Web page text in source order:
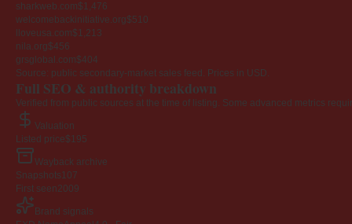
sharkweb.com$1,476
welcomebackinitiative.org$510
lloveusa.com$1,213
nila.org$456
grsglobal.com$404
Source: public secondary-market sales feed. Prices in USD.
Full SEO & authority breakdown
Verified from public sources at the time of listing. Some advanced metrics
Valuation
Listed price$195
Wayback archive
Snapshots 107
First seen2009
Brand signals